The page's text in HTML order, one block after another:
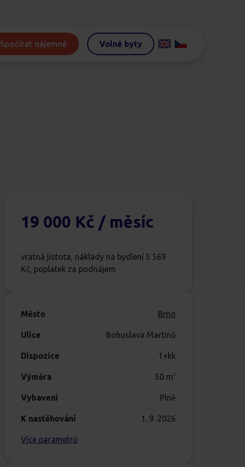
Spočítat nájemné Volné byty
19 000 Kč / měsíc
vratná jistota, náklady na bydlení 5 569
Kč, poplatek za podnájem
Město Brno
Ulice Bohuslava Martinů
Dispozice 1+kk
Výměra 50 m 2
Vybavení Plně
K nastěhování 1. 9. 2026
Více parametrů